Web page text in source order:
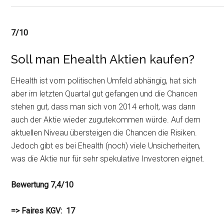
7/10
Soll man Ehealth Aktien kaufen?
EHealth ist vom politischen Umfeld abhängig, hat sich
aber im letzten Quartal gut gefangen und die Chancen
stehen gut, dass man sich von 2014 erholt, was dann
auch der Aktie wieder zugutekommen würde. Auf dem
aktuellen Niveau übersteigen die Chancen die Risiken.
Jedoch gibt es bei Ehealth (noch) viele Unsicherheiten,
was die Aktie nur für sehr spekulative Investoren eignet.
Bewertung 7,4/10
=> Faires KGV: 17